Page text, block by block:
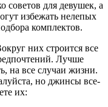
советов для девушек, а
избежать нелепых
комплектов.
них строится все
Лучше
на все случаи жизни.
но джинсы все-
их: